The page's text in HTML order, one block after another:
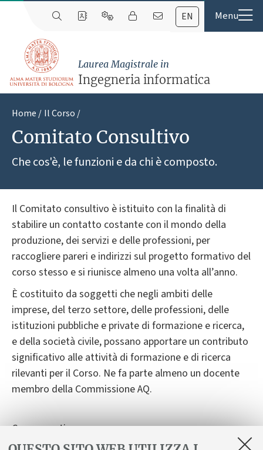
EN
Laurea Magistrale in
Ingegneria informatica
Home Il Corso
Comitato Consultivo
Che cos'è, le funzioni e da chi è composto.
Il Comitato consultivo è istituito con la finalità di
stabilire un contatto costante con il mondo della
produzione, dei servizi e delle professioni, per
raccogliere pareri e indirizzi sul progetto formativo del
corso stesso e si riunisce almeno una volta all’anno.
È costituito da soggetti che negli ambiti delle
imprese, del terzo settore, delle professioni, delle
istituzioni pubbliche e private di formazione e ricerca,
e della società civile, possano apportare un contributo
significativo alle attività di formazione e di ricerca
rilevanti per il Corso. Ne fa parte almeno un docente
membro della Commissione AQ.
Componenti: